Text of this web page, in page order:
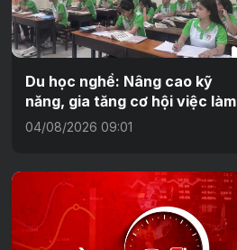
Du học nghề: Nâng cao kỹ
năng, gia tăng cơ hội việc làm
04/08/2026 09:01